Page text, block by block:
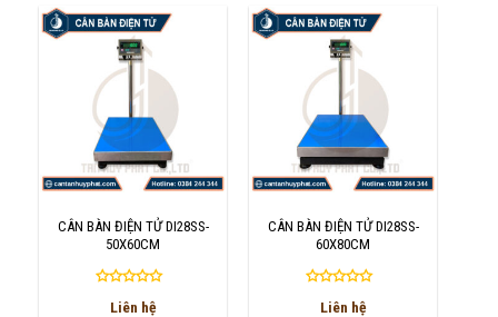
CÂN BÀN ĐIỆN TỬ DI28SS-
50X60CM
Được
Liên hệ
CÂN BÀN ĐIỆN TỬ DI28SS-
60X80CM
Được
Liên hệ